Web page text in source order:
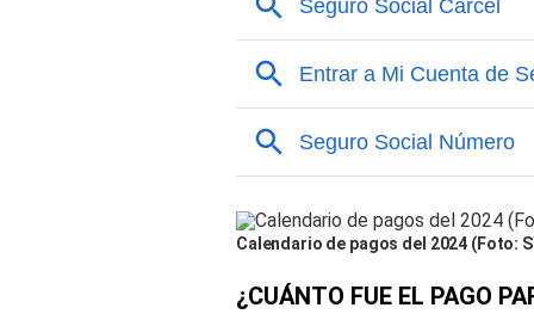
Calendario de pagos del 2024 (Foto:
¿CUÁNTO FUE EL PAGO